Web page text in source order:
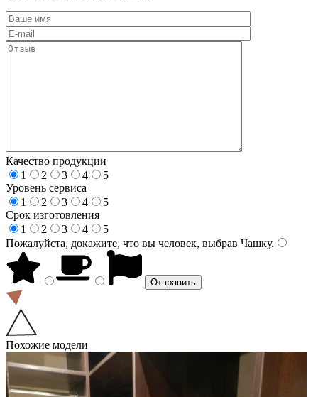
Качество продукции
1
2 3 4
5
Уровень сервиса
1
2 3 4
5
Срок изготовления
1
2 3 4
5
Пожалуйста, докажите, что вы человек, выбрав Чашку.
Похожие модели